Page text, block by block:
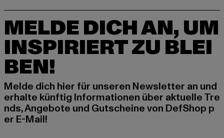
MELDE DICH AN, UM
INSPIRIERT ZU BLEI
BEN!
Melde dich hier für unseren Newsletter an und
erhalte künftig Informationen über aktuelle Tre
nds, Angebote und Gutscheine von DefShop p
er E-Mail!